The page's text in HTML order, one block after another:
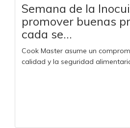
Semana de la
promover buenas
cada se...
Cook Master asume un
calidad y la seguridad